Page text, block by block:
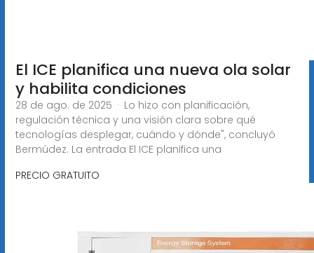
El ICE planifica una nueva ola solar
y habilita condiciones
28 de ago. de 2025 · Lo hizo con planificación,
regulación técnica y una visión clara sobre qué
tecnologías desplegar, cuándo y dónde", concluyó
Bermúdez. La entrada El ICE planifica una
PRECIO GRATUITO